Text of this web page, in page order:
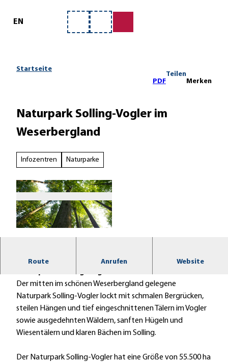
EN
Merkzettel
Suche
Startseite
PDF
Teilen
Merken
Naturpark Solling-Vogler im
Weserbergland
Infozentren Naturparke
Route Anrufen Website
Mitten im schönen Weserbergland gelegene
Der mitten im schönen Weserbergland gelegene
Naturpark Solling-Vogler lockt mit schmalen Bergrücken,
steilen Hängen und tief eingeschnittenen Tälern im Vogler
sowie ausgedehnten Wäldern, sanften Hügeln und
Wiesentälern und klaren Bächen im Solling.
Der Naturpark Solling-Vogler hat eine Größe von 55.500 ha